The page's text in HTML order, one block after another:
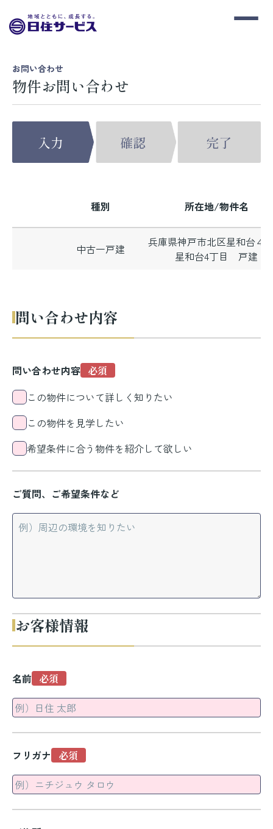
お問い合わせ
物件お問い合わせ
種別 所在地/物件名
中古一戸建
兵庫県神戸市北区星和台４
星和台4丁目 戸建
問い合わせ内容
問い合わせ内容
この物件について詳しく知りたい
この物件を見学したい
希望条件に合う物件を紹介して欲しい
ご質問、ご希望条件など
お客様情報
名前
フリガナ